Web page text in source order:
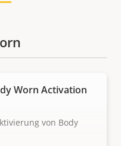
Worn Activation
von Body